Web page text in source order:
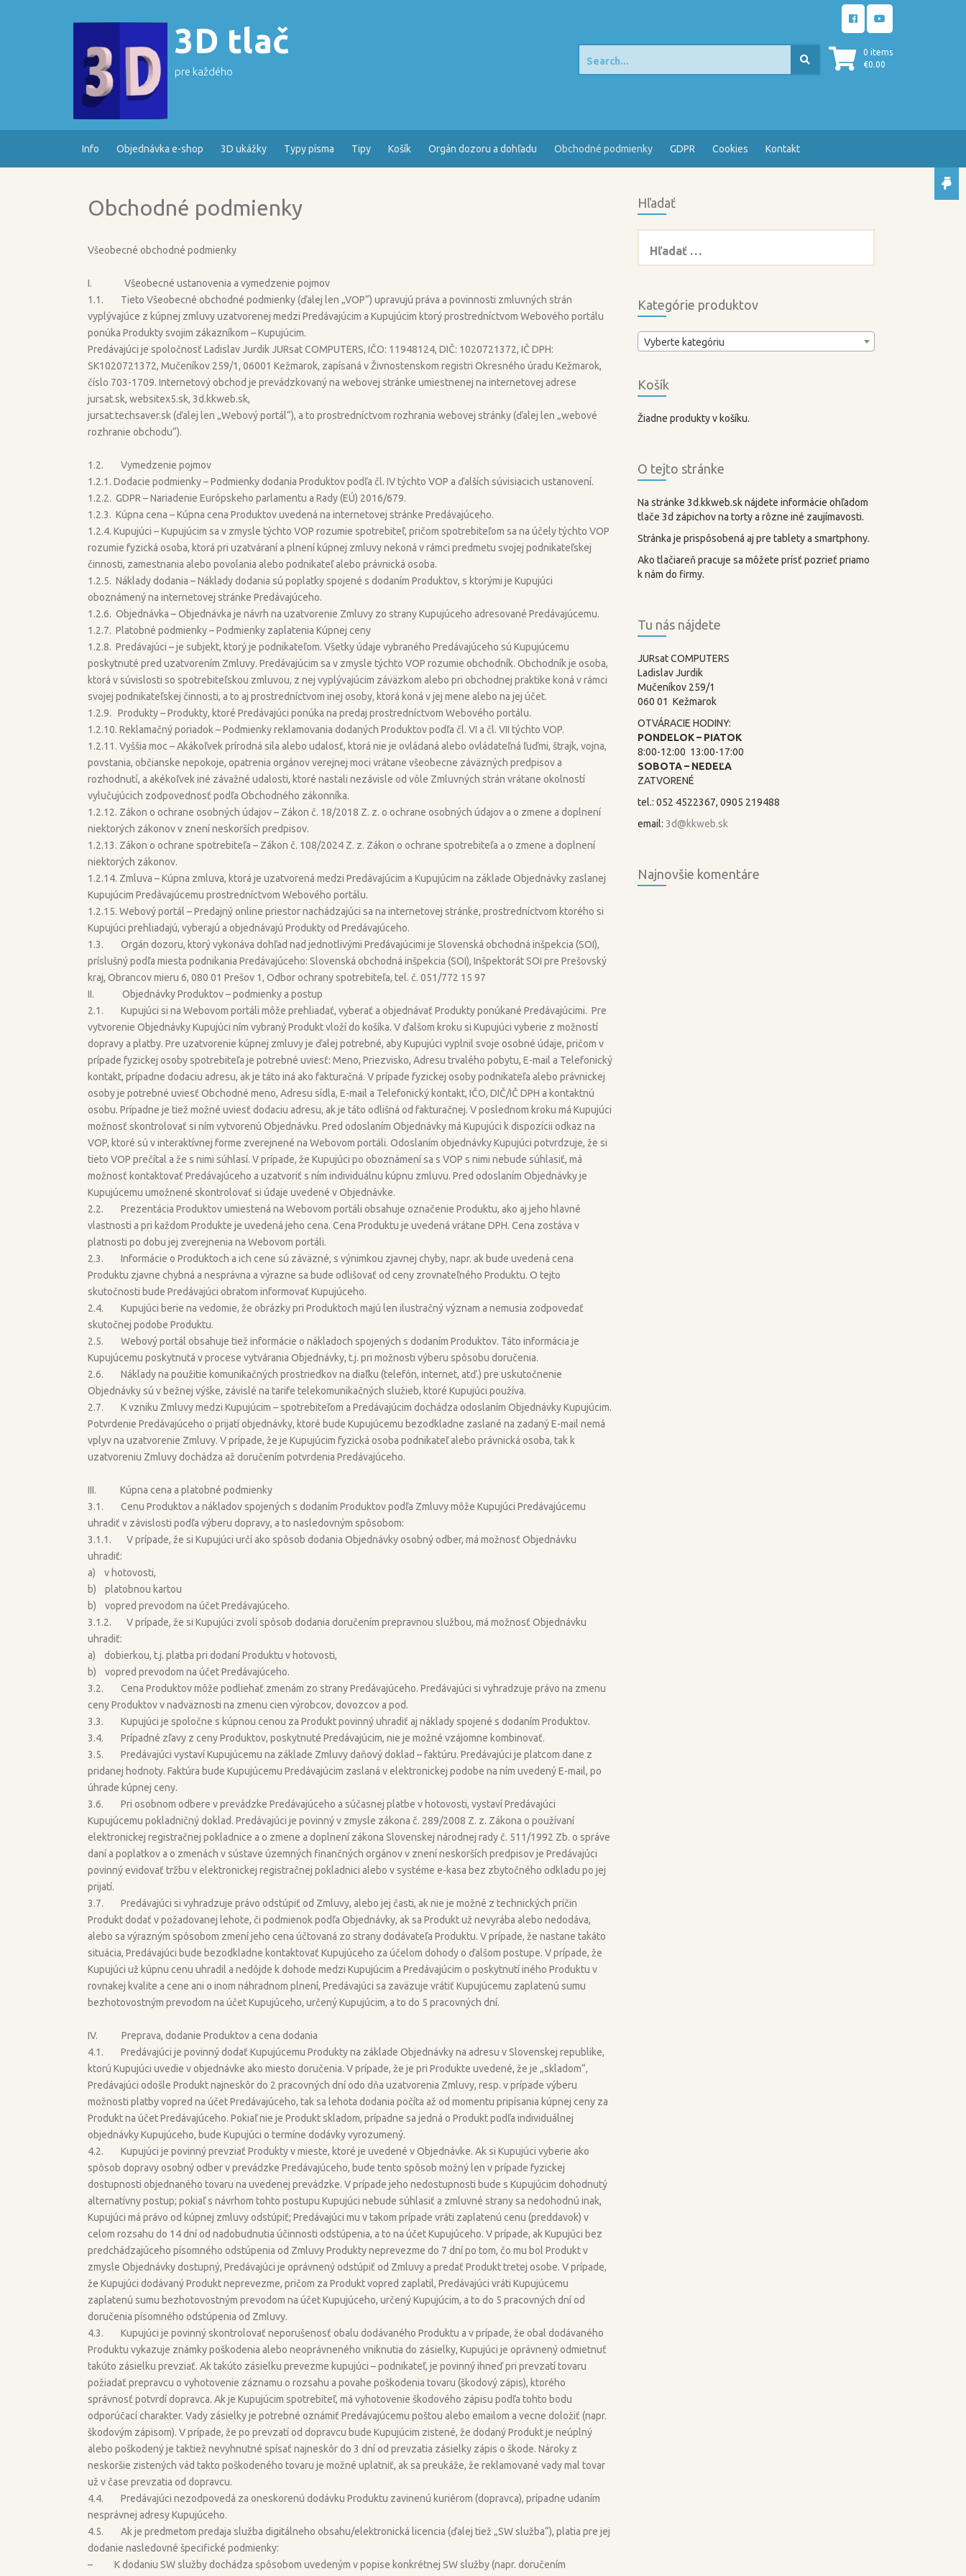
3D tlač
pre každého
0 items
€0.00
for:
Info Objednávka e-shop 3D ukážky Typy písma Tipy Košík Orgán dozoru a dohľadu Obchodné podmienky GDPR Cookies Kontakt
Obchodné podmienky
Všeobecné obchodné podmienky
I. Všeobecné ustanovenia a vymedzenie pojmov
1.1. Tieto Všeobecné obchodné podmienky (ďalej len „VOP“) upravujú práva a povinnosti zmluvných strán
vyplývajúce z kúpnej zmluvy uzatvorenej medzi Predávajúcim a Kupujúcim ktorý prostredníctvom Webového portálu
ponúka Produkty svojim zákazníkom – Kupujúcim.
Predávajúci je spoločnosť Ladislav Jurdik JURsat COMPUTERS, IČO: 11948124, DIČ: 1020721372, IČ DPH:
SK1020721372, Mučeníkov 259/1, 06001 Kežmarok, zapísaná v Živnostenskom registri Okresného úradu Kežmarok,
číslo 703-1709. Internetový obchod je prevádzkovaný na webovej stránke umiestnenej na internetovej adrese
jursat.sk, websitex5.sk, 3d.kkweb.sk,
jursat.techsaver.sk (ďalej len „Webový portál“), a to prostredníctvom rozhrania webovej stránky (ďalej len „webové
rozhranie obchodu“).
1.2. Vymedzenie pojmov
1.2.1. Dodacie podmienky – Podmienky dodania Produktov podľa čl. IV týchto VOP a ďalších súvisiacich ustanovení.
1.2.2. GDPR – Nariadenie Európskeho parlamentu a Rady (EÚ) 2016/679.
1.2.3. Kúpna cena – Kúpna cena Produktov uvedená na internetovej stránke Predávajúceho.
1.2.4. Kupujúci – Kupujúcim sa v zmysle týchto VOP rozumie spotrebiteľ, pričom spotrebiteľom sa na účely týchto VOP
rozumie fyzická osoba, ktorá pri uzatváraní a plnení kúpnej zmluvy nekoná v rámci predmetu svojej podnikateľskej
činnosti, zamestnania alebo povolania alebo podnikateľ alebo právnická osoba.
1.2.5. Náklady dodania – Náklady dodania sú poplatky spojené s dodaním Produktov, s ktorými je Kupujúci
oboznámený na internetovej stránke Predávajúceho.
1.2.6. Objednávka – Objednávka je návrh na uzatvorenie Zmluvy zo strany Kupujúceho adresované Predávajúcemu.
1.2.7. Platobné podmienky – Podmienky zaplatenia Kúpnej ceny
1.2.8. Predávajúci – je subjekt, ktorý je podnikateľom. Všetky údaje vybraného Predávajúceho sú Kupujúcemu
poskytnuté pred uzatvorením Zmluvy. Predávajúcim sa v zmysle týchto VOP rozumie obchodník. Obchodník je osoba,
ktorá v súvislosti so spotrebiteľskou zmluvou, z nej vyplývajúcim záväzkom alebo pri obchodnej praktike koná v rámci
svojej podnikateľskej činnosti, a to aj prostredníctvom inej osoby, ktorá koná v jej mene alebo na jej účet.
1.2.9. Produkty – Produkty, ktoré Predávajúci ponúka na predaj prostredníctvom Webového portálu.
1.2.10. Reklamačný poriadok – Podmienky reklamovania dodaných Produktov podľa čl. VI a čl. VII týchto VOP.
1.2.11. Vyššia moc – Akákoľvek prírodná sila alebo udalosť, ktorá nie je ovládaná alebo ovládateľná ľuďmi, štrajk, vojna,
povstania, občianske nepokoje, opatrenia orgánov verejnej moci vrátane všeobecne záväzných predpisov a
rozhodnutí́, a akékoľvek iné závažné udalosti, ktoré nastali nezávisle od vôle Zmluvných strán vrátane okolností
vylučujúcich zodpovednosť podľa Obchodného zákonníka.
1.2.12. Zákon o ochrane osobných údajov – Zákon č. 18/2018 Z. z. o ochrane osobných údajov a o zmene a doplnení
niektorých zákonov v znení neskorších predpisov.
1.2.13. Zákon o ochrane spotrebiteľa – Zákon č. 108/2024 Z. z. Zákon o ochrane spotrebiteľa a o zmene a doplnení
niektorých zákonov.
1.2.14. Zmluva – Kúpna zmluva, ktorá je uzatvorená medzi Predávajúcim a Kupujúcim na základe Objednávky zaslanej
Kupujúcim Predávajúcemu prostredníctvom Webového portálu.
1.2.15. Webový portál – Predajný online priestor nachádzajúci sa na internetovej stránke, prostredníctvom ktorého si
Kupujúci prehliadajú, vyberajú a objednávajú Produkty od Predávajúceho.
1.3. Orgán dozoru, ktorý vykonáva dohľad nad jednotlivými Predávajúcimi je Slovenská obchodná inšpekcia (SOI),
príslušný podľa miesta podnikania Predávajúceho: Slovenská obchodná inšpekcia (SOI), Inšpektorát SOI pre Prešovský
kraj, Obrancov mieru 6, 080 01 Prešov 1, Odbor ochrany spotrebiteľa, tel. č. 051/772 15 97
II. Objednávky Produktov – podmienky a postup
2.1. Kupujúci si na Webovom portáli môže prehliadať, vyberať a objednávať Produkty ponúkané Predávajúcimi. Pre
vytvorenie Objednávky Kupujúci ním vybraný Produkt vloží do košíka. V ďalšom kroku si Kupujúci vyberie z možností
dopravy a platby. Pre uzatvorenie kúpnej zmluvy je ďalej potrebné, aby Kupujúci vyplnil svoje osobné údaje, pričom v
prípade fyzickej osoby spotrebiteľa je potrebné uviesť: Meno, Priezvisko, Adresu trvalého pobytu, E-mail a Telefonický
kontakt, prípadne dodaciu adresu, ak je táto iná ako fakturačná. V prípade fyzickej osoby podnikateľa alebo právnickej
osoby je potrebné uviesť Obchodné meno, Adresu sídla, E-mail a Telefonický kontakt, IČO, DIČ/IČ DPH a kontaktnú
osobu. Prípadne je tiež možné uviesť dodaciu adresu, ak je táto odlišná od fakturačnej. V poslednom kroku má Kupujúci
možnosť skontrolovať si ním vytvorenú Objednávku. Pred odoslaním Objednávky má Kupujúci k dispozícii odkaz na
VOP, ktoré sú v interaktívnej forme zverejnené na Webovom portáli. Odoslaním objednávky Kupujúci potvrdzuje, že si
tieto VOP prečítal a že s nimi súhlasí. V prípade, že Kupujúci po oboznámení sa s VOP s nimi nebude súhlasiť, má
možnosť kontaktovať Predávajúceho a uzatvoriť s ním individuálnu kúpnu zmluvu. Pred odoslaním Objednávky je
Kupujúcemu umožnené skontrolovať si údaje uvedené v Objednávke.
2.2. Prezentácia Produktov umiestená na Webovom portáli obsahuje označenie Produktu, ako aj jeho hlavné
vlastnosti a pri každom Produkte je uvedená jeho cena. Cena Produktu je uvedená vrátane DPH. Cena zostáva v
platnosti po dobu jej zverejnenia na Webovom portáli.
2.3. Informácie o Produktoch a ich cene sú záväzné, s výnimkou zjavnej chyby, napr. ak bude uvedená cena
Produktu zjavne chybná a nesprávna a výrazne sa bude odlišovať od ceny zrovnateľného Produktu. O tejto
skutočnosti bude Predávajúci obratom informovať Kupujúceho.
2.4. Kupujúci berie na vedomie, že obrázky pri Produktoch majú len ilustračný význam a nemusia zodpovedať
skutočnej podobe Produktu.
2.5. Webový portál obsahuje tiež informácie o nákladoch spojených s dodaním Produktov. Táto informácia je
Kupujúcemu poskytnutá v procese vytvárania Objednávky, t.j. pri možnosti výberu spôsobu doručenia.
2.6. Náklady na použitie komunikačných prostriedkov na diaľku (telefón, internet, atď.) pre uskutočnenie
Objednávky sú v bežnej výške, závislé na tarife telekomunikačných služieb, ktoré Kupujúci používa.
2.7. K vzniku Zmluvy medzi Kupujúcim – spotrebiteľom a Predávajúcim dochádza odoslaním Objednávky Kupujúcim.
Potvrdenie Predávajúceho o prijatí objednávky, ktoré bude Kupujúcemu bezodkladne zaslané na zadaný E-mail nemá
vplyv na uzatvorenie Zmluvy. V prípade, že je Kupujúcim fyzická osoba podnikateľ alebo právnická osoba, tak k
uzatvoreniu Zmluvy dochádza až doručením potvrdenia Predávajúceho.
III. Kúpna cena a platobné podmienky
3.1. Cenu Produktov a nákladov spojených s dodaním Produktov podľa Zmluvy môže Kupujúci Predávajúcemu
uhradiť v závislosti podľa výberu dopravy, a to nasledovným spôsobom:
3.1.1. V prípade, že si Kupujúci určí ako spôsob dodania Objednávky osobný odber, má možnosť Objednávku
uhradiť:
a) v hotovosti,
b) platobnou kartou
b) vopred prevodom na účet Predávajúceho.
3.1.2. V prípade, že si Kupujúci zvolí spôsob dodania doručením prepravnou službou, má možnosť Objednávku
uhradiť:
a) dobierkou, t.j. platba pri dodaní Produktu v hotovosti,
b) vopred prevodom na účet Predávajúceho.
3.2. Cena Produktov môže podliehať zmenám zo strany Predávajúceho. Predávajúci si vyhradzuje právo na zmenu
ceny Produktov v nadväznosti na zmenu cien výrobcov, dovozcov a pod.
3.3. Kupujúci je spoločne s kúpnou cenou za Produkt povinný uhradiť aj náklady spojené s dodaním Produktov.
3.4. Prípadné zľavy z ceny Produktov, poskytnuté Predávajúcim, nie je možné vzájomne kombinovať.
3.5. Predávajúci vystaví Kupujúcemu na základe Zmluvy daňový doklad – faktúru. Predávajúci je platcom dane z
pridanej hodnoty. Faktúra bude Kupujúcemu Predávajúcim zaslaná v elektronickej podobe na ním uvedený E-mail, po
úhrade kúpnej ceny.
3.6. Pri osobnom odbere v prevádzke Predávajúceho a súčasnej platbe v hotovosti, vystaví Predávajúci
Kupujúcemu pokladničný doklad. Predávajúci je povinný v zmysle zákona č. 289/2008 Z. z. Zákona o používaní
elektronickej registračnej pokladnice a o zmene a doplnení zákona Slovenskej národnej rady č. 511/1992 Zb. o správe
daní a poplatkov a o zmenách v sústave územných finančných orgánov v znení neskorších predpisov je Predávajúci
povinný evidovať tržbu v elektronickej registračnej pokladnici alebo v systéme e-kasa bez zbytočného odkladu po jej
prijatí.
3.7. Predávajúci si vyhradzuje právo odstúpiť od Zmluvy, alebo jej časti, ak nie je možné z technických príčin
Produkt dodať v požadovanej lehote, či podmienok podľa Objednávky, ak sa Produkt už nevyrába alebo nedodáva,
alebo sa výrazným spôsobom zmení jeho cena účtovaná zo strany dodávateľa Produktu. V prípade, že nastane takáto
situácia, Predávajúci bude bezodkladne kontaktovať Kupujúceho za účelom dohody o ďalšom postupe. V prípade, že
Kupujúci už kúpnu cenu uhradil a nedôjde k dohode medzi Kupujúcim a Predávajúcim o poskytnutí iného Produktu v
rovnakej kvalite a cene ani o inom náhradnom plnení, Predávajúci sa zaväzuje vrátiť Kupujúcemu zaplatenú sumu
bezhotovostným prevodom na účet Kupujúceho, určený Kupujúcim, a to do 5 pracovných dní.
IV. Preprava, dodanie Produktov a cena dodania
4.1. Predávajúci je povinný dodať Kupujúcemu Produkty na základe Objednávky na adresu v Slovenskej republike,
ktorú Kupujúci uvedie v objednávke ako miesto doručenia. V prípade, že je pri Produkte uvedené, že je „skladom“,
Predávajúci odošle Produkt najneskôr do 2 pracovných dní odo dňa uzatvorenia Zmluvy, resp. v prípade výberu
možnosti platby vopred na účet Predávajúceho, tak sa lehota dodania počíta až od momentu pripísania kúpnej ceny za
Produkt na účet Predávajúceho. Pokiaľ nie je Produkt skladom, prípadne sa jedná o Produkt podľa individuálnej
objednávky Kupujúceho, bude Kupujúci o termíne dodávky vyrozumený.
4.2. Kupujúci je povinný prevziať Produkty v mieste, ktoré je uvedené v Objednávke. Ak si Kupujúci vyberie ako
spôsob dopravy osobný odber v prevádzke Predávajúceho, bude tento spôsob možný len v prípade fyzickej
dostupnosti objednaného tovaru na uvedenej prevádzke. V prípade jeho nedostupnosti bude s Kupujúcim dohodnutý
alternatívny postup; pokiaľ s návrhom tohto postupu Kupujúci nebude súhlasiť a zmluvné strany sa nedohodnú inak,
Kupujúci má právo od kúpnej zmluvy odstúpiť; Predávajúci mu v takom prípade vráti zaplatenú cenu (preddavok) v
celom rozsahu do 14 dní od nadobudnutia účinnosti odstúpenia, a to na účet Kupujúceho. V prípade, ak Kupujúci bez
predchádzajúceho písomného odstúpenia od Zmluvy Produkty neprevezme do 7 dní po tom, čo mu bol Produkt v
zmysle Objednávky dostupný, Predávajúci je oprávnený odstúpiť od Zmluvy a predať Produkt tretej osobe. V prípade,
že Kupujúci dodávaný Produkt neprevezme, pričom za Produkt vopred zaplatil, Predávajúci vráti Kupujúcemu
zaplatenú sumu bezhotovostným prevodom na účet Kupujúceho, určený Kupujúcim, a to do 5 pracovných dní od
doručenia písomného odstúpenia od Zmluvy.
4.3. Kupujúci je povinný skontrolovať neporušenosť obalu dodávaného Produktu a v prípade, že obal dodávaného
Produktu vykazuje známky poškodenia alebo neoprávneného vniknutia do zásielky, Kupujúci je oprávnený odmietnuť
takúto zásielku prevziať. Ak takúto zásielku prevezme kupujúci – podnikateľ, je povinný ihneď pri prevzatí tovaru
požiadať prepravcu o vyhotovenie záznamu o rozsahu a povahe poškodenia tovaru (škodový zápis), ktorého
správnosť potvrdí dopravca. Ak je Kupujúcim spotrebiteľ, má vyhotovenie škodového zápisu podľa tohto bodu
odporúčací charakter. Vady zásielky je potrebné oznámiť Predávajúcemu poštou alebo emailom a vecne doložiť (napr.
škodovým zápisom). V prípade, že po prevzatí od dopravcu bude Kupujúcim zistené, že dodaný Produkt je neúplný
alebo poškodený je taktiež nevyhnutné spísať najneskôr do 3 dní od prevzatia zásielky zápis o škode. Nároky z
neskoršie zistených vád takto poškodeného tovaru je možné uplatniť, ak sa preukáže, že reklamované vady mal tovar
už v čase prevzatia od dopravcu.
4.4. Predávajúci nezodpovedá za oneskorenú dodávku Produktu zavinenú kuriérom (dopravca), prípadne udaním
nesprávnej adresy Kupujúceho.
4.5. Ak je predmetom predaja služba digitálneho obsahu/elektronická licencia (ďalej tiež „SW služba“), platia pre jej
dodanie nasledovné špecifické podmienky:
– K dodaniu SW služby dochádza spôsobom uvedeným v popise konkrétnej SW služby (napr. doručením
Hľadať
Kategórie produktov
Vyberte kategóriu
Košík
Žiadne produkty v košíku.
O tejto stránke
Na stránke 3d.kkweb.sk nájdete informácie ohľadom
tlače 3d zápichov na torty a rôzne iné zaujímavosti.
Stránka je prispôsobená aj pre tablety a smartphony.
Ako tlačiareň pracuje sa môžete prísť pozrieť priamo
k nám do firmy.
Tu nás nájdete
JURsat COMPUTERS
Ladislav Jurdik
Mučeníkov 259/1
060 01 Kežmarok
OTVÁRACIE HODINY:
PONDELOK – PIATOK
8:00-12:00 13:00-17:00
SOBOTA – NEDEĽA
ZATVORENÉ
tel.: 052 4522367, 0905 219488
email: 3d@kkweb.sk
Najnovšie komentáre